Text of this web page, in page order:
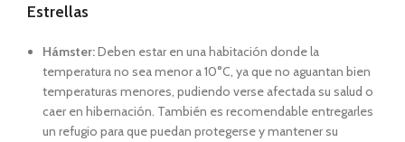
Estrellas
Hámster:Deben estar en una habitación donde la
temperatura no sea menor a 10°C, ya que no aguantan bien
temperaturas menores, pudiendo verse afectada su salud o
caer en hibernación. También es recomendable entregarles
un refugio para que puedan protegerse y mantener su